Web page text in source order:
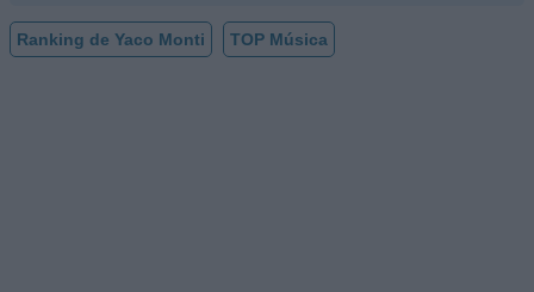
Ranking de Yaco Monti TOP Música